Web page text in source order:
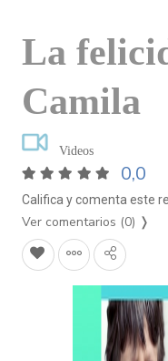
La
Camila
Videos
0,0
Califica y comenta este
Ver comentarios (0) ❭